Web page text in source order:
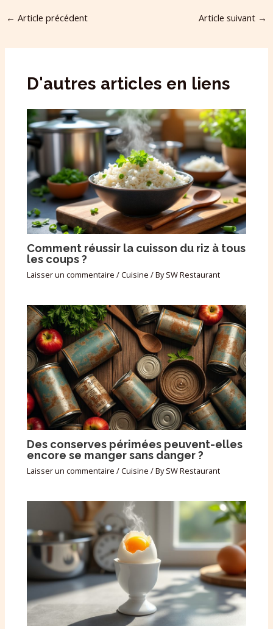
← Article précédent Article suivant →
D'autres articles en liens
Comment réussir la cuisson du riz à tous
les coups ?
Laisser un commentaire /Cuisine / BySW Restaurant
Des conserves périmées peuvent-elles
encore se manger sans danger ?
Laisser un commentaire /Cuisine / BySW Restaurant